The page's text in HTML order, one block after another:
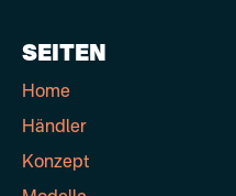
SEITEN
Home
Händler
Konzept